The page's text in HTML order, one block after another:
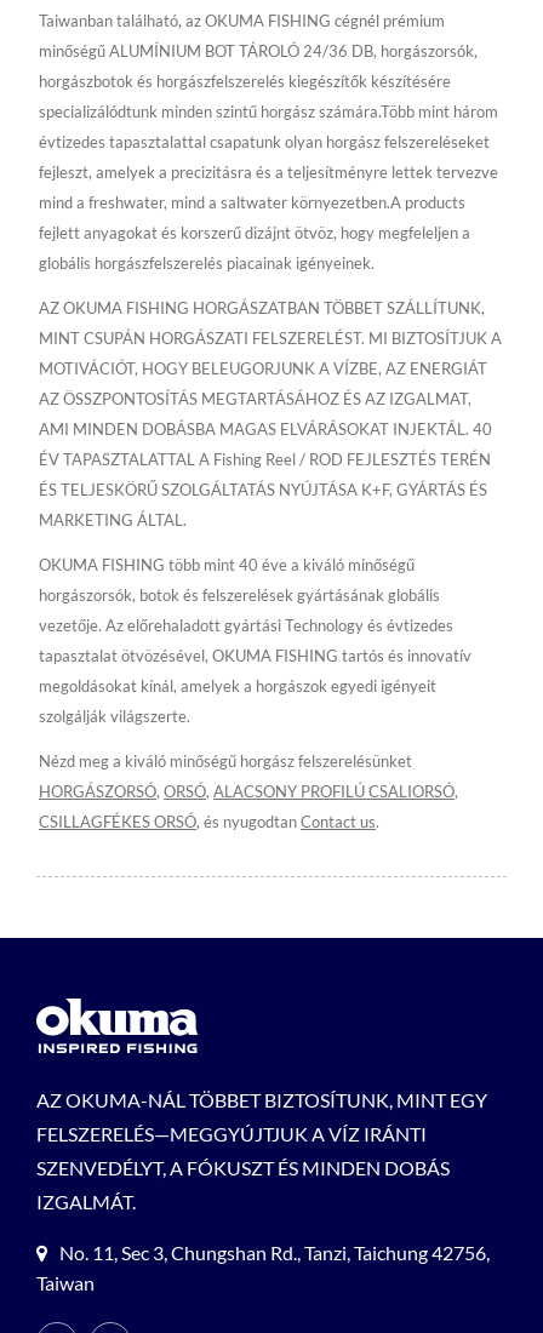
Taiwanban található, az OKUMA FISHING cégnél prémium
minőségű ALUMÍNIUM BOT TÁROLÓ 24/36 DB, horgászorsók,
horgászbotok és horgászfelszerelés kiegészítők készítésére
specializálódtunk minden szintű horgász számára.Több mint három
évtizedes tapasztalattal csapatunk olyan horgász felszereléseket
fejleszt, amelyek a precizitásra és a teljesítményre lettek tervezve
mind a freshwater, mind a saltwater környezetben.A products
fejlett anyagokat és korszerű dizájnt ötvöz, hogy megfeleljen a
globális horgászfelszerelés piacainak igényeinek.
AZ OKUMA FISHING HORGÁSZATBAN TÖBBET SZÁLLÍTUNK,
MINT CSUPÁN HORGÁSZATI FELSZERELÉST. MI BIZTOSÍTJUK A
MOTIVÁCIÓT, HOGY BELEUGORJUNK A VÍZBE, AZ ENERGIÁT
AZ ÖSSZPONTOSÍTÁS MEGTARTÁSÁHOZ ÉS AZ IZGALMAT,
AMI MINDEN DOBÁSBA MAGAS ELVÁRÁSOKAT INJEKTÁL. 40
ÉV TAPASZTALATTAL A Fishing Reel / ROD FEJLESZTÉS TERÉN
ÉS TELJESKÖRŰ SZOLGÁLTATÁS NYÚJTÁSA K+F, GYÁRTÁS ÉS
MARKETING ÁLTAL.
OKUMA FISHING több mint 40 éve a kiváló minőségű
horgászorsók, botok és felszerelések gyártásának globális
vezetője. Az előrehaladott gyártási Technology és évtizedes
tapasztalat ötvözésével, OKUMA FISHING tartós és innovatív
megoldásokat kínál, amelyek a horgászok egyedi igényeit
szolgálják világszerte.
Nézd meg a kiváló minőségű horgász felszerelésünket
HORGÁSZORSÓ, ORSÓ, ALACSONY PROFILÚ CSALIORSÓ,
CSILLAGFÉKES ORSÓ, és nyugodtanContact us.
AZ OKUMA-NÁL TÖBBET BIZTOSÍTUNK, MINT EGY
FELSZERELÉS—MEGGYÚJTJUK A VÍZ IRÁNTI
SZENVEDÉLYT, A FÓKUSZT ÉS MINDEN DOBÁS
IZGALMÁT.
No. 11, Sec 3, Chungshan Rd., Tanzi, Taichung 42756,
Taiwan